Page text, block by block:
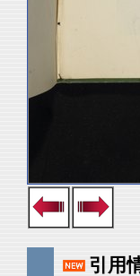
引用